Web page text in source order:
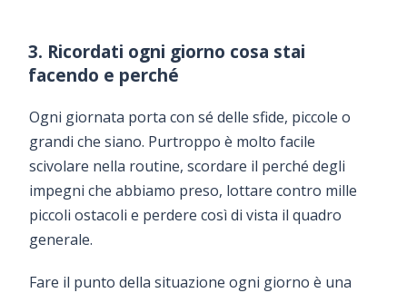
3. Ricordati ogni giorno cosa stai
facendo e perché
Ogni giornata porta con sé delle sfide, piccole o
grandi che siano. Purtroppo è molto facile
scivolare nella routine, scordare il perché degli
impegni che abbiamo preso, lottare contro mille
piccoli ostacoli e perdere così di vista il quadro
generale.
Fare il punto della situazione ogni giorno è una